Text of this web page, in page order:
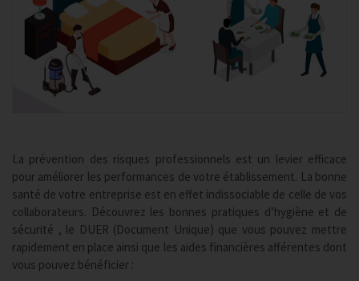
La prévention des risques professionnels est un levier efficace
pour améliorer les performances de votre établissement. La bonne
santé de votre entreprise est en effet indissociable de celle de vos
collaborateurs. Découvrez les bonnes pratiques d’hygiène et de
sécurité , le DUER (Document Unique) que vous pouvez mettre
rapidement en place ainsi que les aides financières afférentes dont
vous pouvez bénéficier :